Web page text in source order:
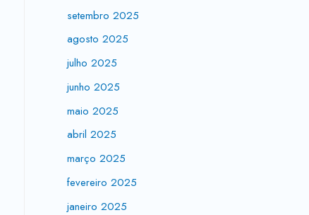
setembro 2025
agosto 2025
julho 2025
junho 2025
maio 2025
abril 2025
março 2025
fevereiro 2025
janeiro 2025